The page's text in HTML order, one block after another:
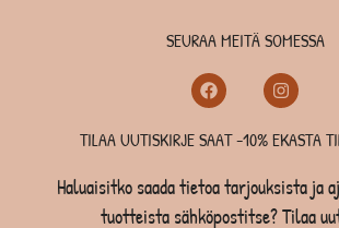
SEURAA MEITÄ SOMESSA
TILAA UUTISKIRJE SAAT -10% EKASTA
Haluaisitko saada tietoa tarjouksista ja
tuotteista sähköpostitse? Tilaa